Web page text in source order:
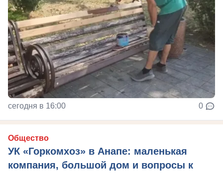
сегодня в 16:00 0
Общество
УК «Горкомхоз» в Анапе: маленькая
компания, большой дом и вопросы к